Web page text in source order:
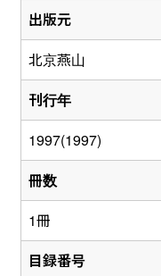
出版元
北京燕山
刊行年
1997(1997)
冊数
1冊
目録番号